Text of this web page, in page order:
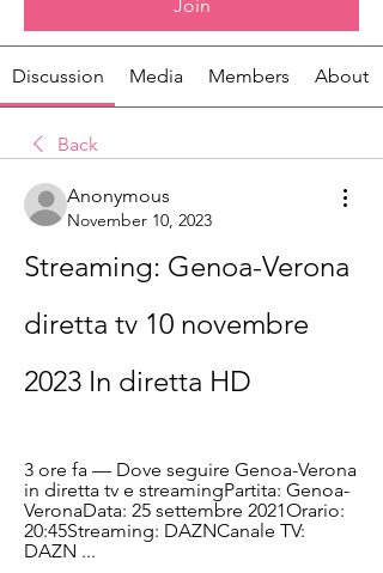
Join
Discussion Media Members About
Back
Anonymous
November 10, 2023
Streaming: Genoa-Verona
diretta tv 10 novembre
2023 In diretta HD
3 ore fa — Dove seguire Genoa-Verona
in diretta tv e streamingPartita: Genoa-
VeronaData: 25 settembre 2021Orario:
20:45Streaming: DAZNCanale TV:
DAZN ...